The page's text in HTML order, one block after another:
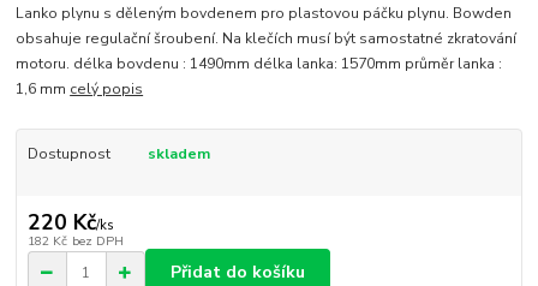
Lanko plynu s děleným bovdenem pro plastovou páčku plynu. Bowden
obsahuje regulační šroubení. Na klečích musí být samostatné zkratování
motoru. délka bovdenu : 1490mm délka lanka: 1570mm průměr lanka :
1,6 mm celý popis
Dostupnost skladem
220 Kč/ks
182 Kč bez DPH
Přidat do košíku